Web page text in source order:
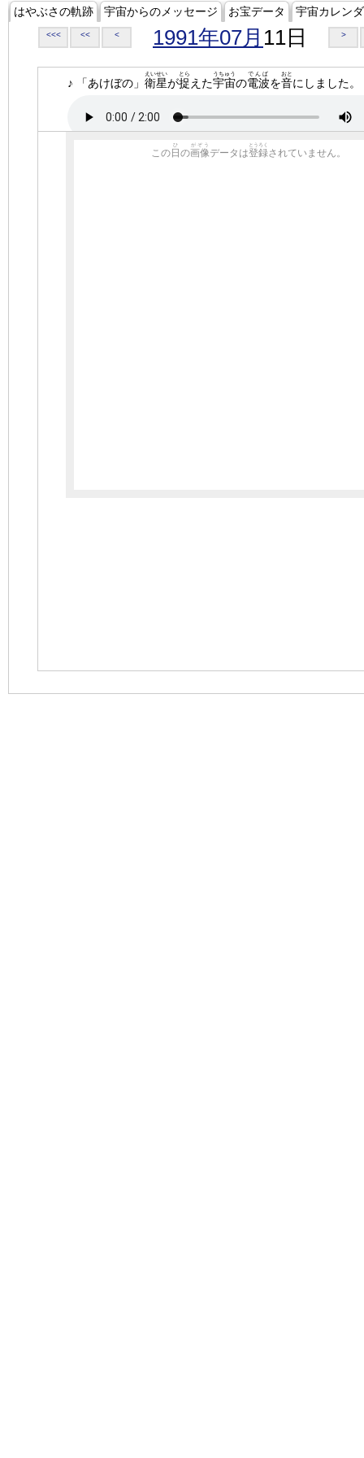
はやぶさの軌跡 宇宙からのメッセージ お宝データ 宇宙カレン
<<< << < 1991年07月 11日 >
♪ 「あけぼの」 衛星
えいせい
が捉
とら
えた宇宙
うちゅう
の電波
でんぱ
を音
おと
にしました。
この 日
ひ
の画像
がぞう
データは登録
とうろく
されていません。